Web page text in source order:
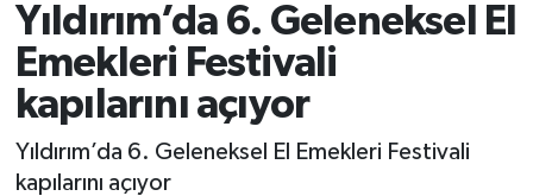
Yıldırım’da 6. Geleneksel El
Emekleri Festivali
kapılarını açıyor
Yıldırım’da 6. Geleneksel El Emekleri Festivali
kapılarını açıyor
Ekonomi
Siyaset
Eğitim
Kültür Sanat
Süper Lig Puan Durumu ve Fikstür
Tüm Manşetler